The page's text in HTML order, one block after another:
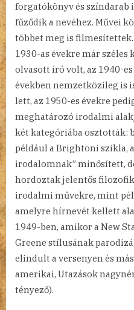
forgatókönyv és színdarab
fűződik a nevéhez. Művei
többet meg is filmesítettek.
1930-as évekre már széles
olvasott író volt, az 1940-es
években nemzetközileg is
lett, az 1950-es évekre
meghatározó irodalmi
két kategóriába osztották:
például a Brightoni szikla,
irodalomnak” minősített,
hordoztak jelentős
irodalmi művekre, mint
amelyre hírnevét kellett
1949-ben, amikor a New
Greene stílusának
elindult a versenyen és
amerikai, Utazások
tényező).